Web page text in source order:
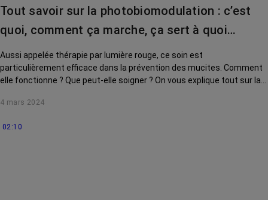
Tout savoir sur la photobiomodulation : c’est
quoi, comment ça marche, ça sert à quoi…
Aussi appelée thérapie par lumière rouge, ce soin est
particulièrement efficace dans la prévention des mucites. Comment
elle fonctionne ? Que peut-elle soigner ? On vous explique tout sur la
4 mars 2024
02:10